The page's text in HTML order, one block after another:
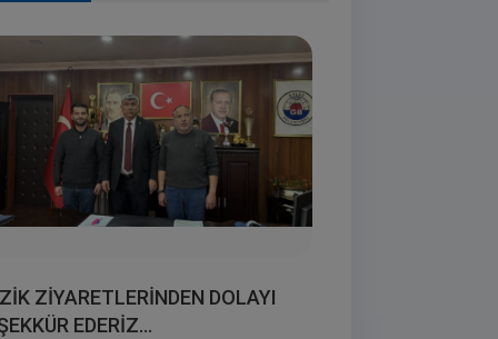
ZİYARETLERİNDEN DOLAYI
EDERİZ...